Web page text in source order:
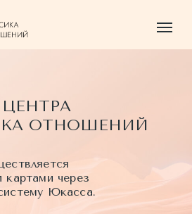
ОТНОШЕНИЙ
картами через
Юкасса.